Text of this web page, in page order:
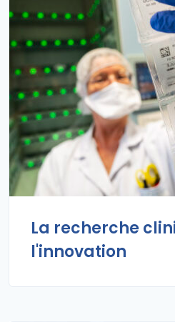
La recherche
l'innovation